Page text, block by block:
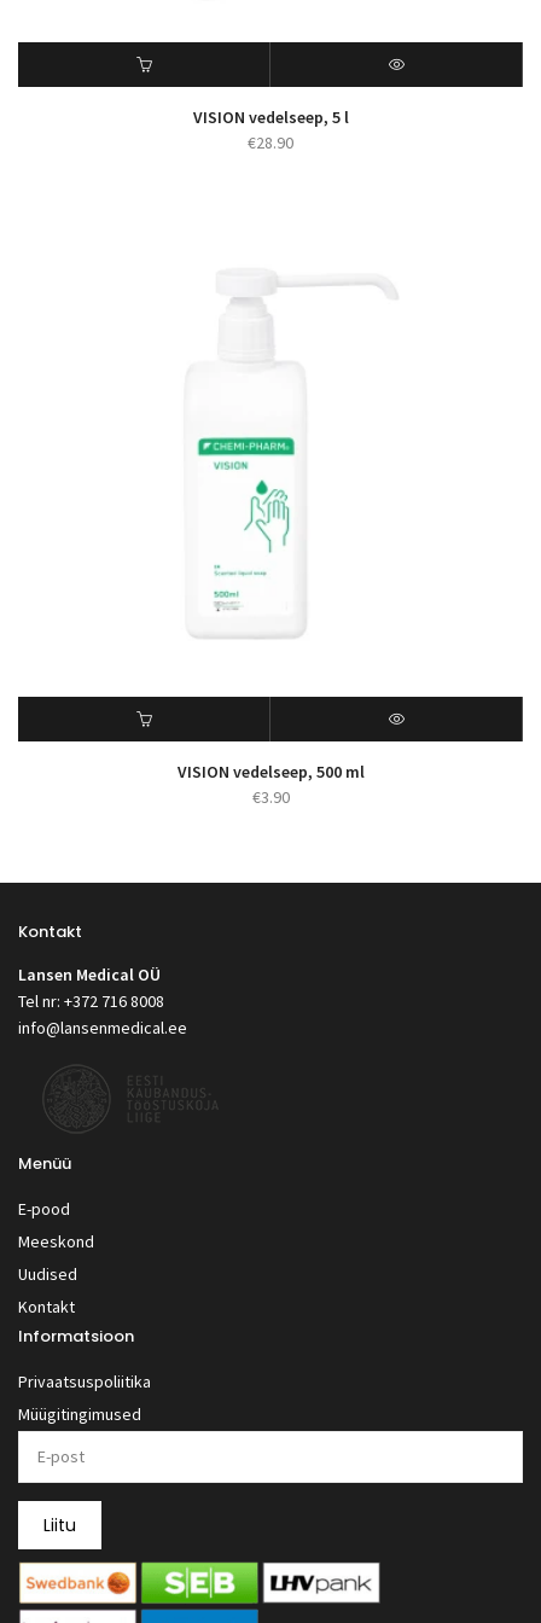
VISION vedelseep, 5 l
€28.90
VISION vedelseep, 500 ml
€3.90
Kontakt
Lansen Medical OÜ
Tel nr: +372 716 8008
info@lansenmedical.ee
Menüü
E-pood
Meeskond
Uudised
Kontakt
Informatsioon
Privaatsuspoliitika
Müügitingimused
Liitu